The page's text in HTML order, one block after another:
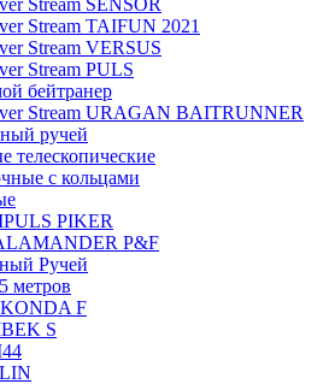
Stream SENSOR
Stream TAIFUN 2021
Stream VERSUS
Stream PULS
бейтранер
Stream URAGAN BAITRUNNER
ручей
телескопические
с кольцами
PIKER
P&F
Ручей
метров
F
S